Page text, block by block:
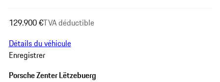
129.900 €TVA déductible
Détails du véhicule
Enregistrer
Porsche Zenter Lëtzebuerg